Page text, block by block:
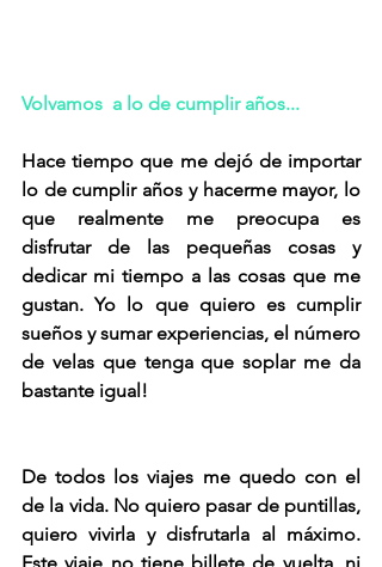
Volvamos  a lo de cumplir años...
Hace tiempo que me dejó de importar
lo de cumplir años y hacerme mayor, lo
que realmente me preocupa es
disfrutar de las pequeñas cosas y
dedicar mi tiempo a las cosas que me
gustan. Yo lo que quiero es cumplir
sueños y sumar experiencias, el número
de velas que tenga que soplar me da
bastante igual!
De todos los viajes me quedo con el
de la vida. No quiero pasar de puntillas,
quiero vivirla y disfrutarla al máximo.